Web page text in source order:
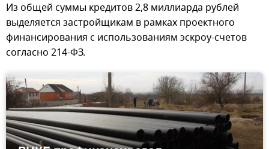
Из общей суммы кредитов 2,8 миллиарда рублей
выделяется застройщикам в рамках проектного
финансирования с использованиям эскроу-счетов
согласно 214-ФЗ.